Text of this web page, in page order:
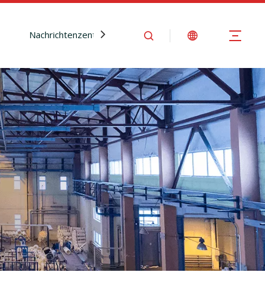
Nachrichtenzentrum Kontaktiere uns